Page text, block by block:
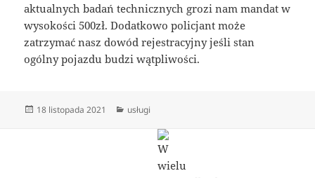
aktualnych badań technicznych grozi nam mandat w
wysokości 500zł. Dodatkowo policjant może
zatrzymać nasz dowód rejestracyjny jeśli stan
ogólny pojazdu budzi wątpliwości.
Data
18 listopada 2021 Kategorie
usługi